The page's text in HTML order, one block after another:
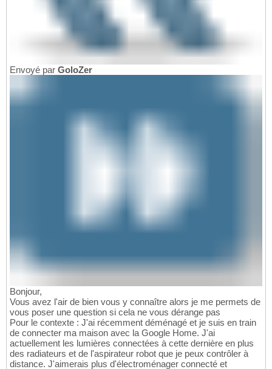
Envoyé par GoloZer
Bonjour,
Vous avez l'air de bien vous y connaître alors je me permets de
vous poser une question si cela ne vous dérange pas
Pour le contexte : J'ai récemment déménagé et je suis en train
de connecter ma maison avec la Google Home. J'ai
actuellement les lumières connectées à cette dernière en plus
des radiateurs et de l'aspirateur robot que je peux contrôler à
distance. J'aimerais plus d'électroménager connecté et